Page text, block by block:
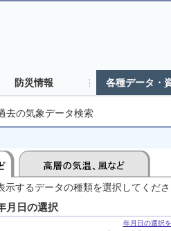
防災情報 各種データ・
去の気象データ検索
示するデータの種類を選択してくだ
月日の選択
年月日の選択